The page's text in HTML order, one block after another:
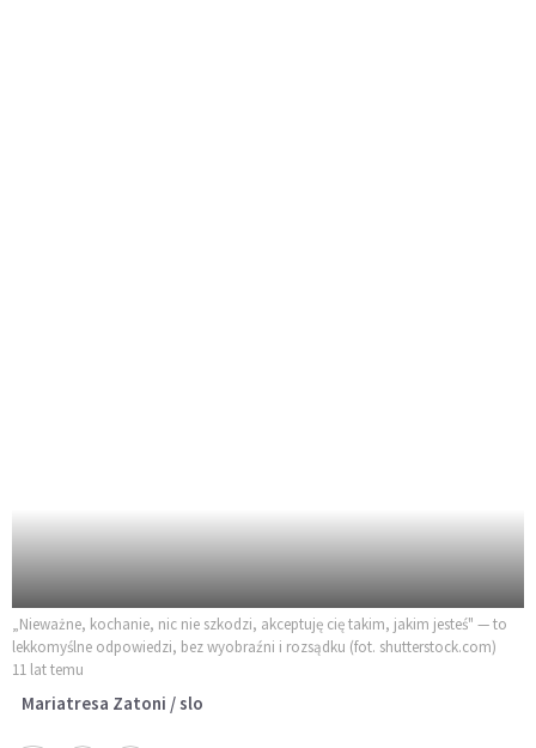
„Nieważne, kochanie, nic nie szkodzi, akceptuję cię takim, jakim jesteś" — to
lekkomyślne odpowiedzi, bez wyobraźni i rozsądku (fot. shutterstock.com)
11 lat temu
Mariatresa Zatoni / slo